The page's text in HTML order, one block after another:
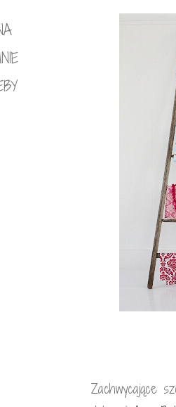
Zachwycające